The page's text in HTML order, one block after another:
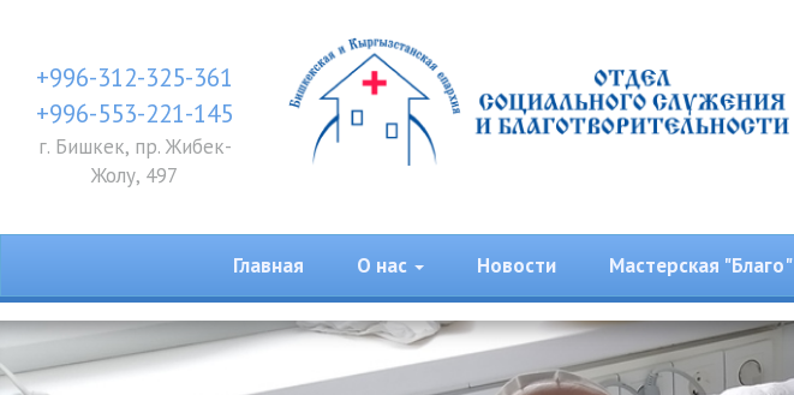
+996-312-325-361
+996-553-221-145
г. Бишкек, пр. Жибек-
Жолу, 497
Главная О нас Новости Мастерская "Благо"